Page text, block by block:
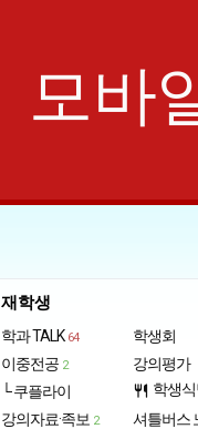
모바
재학생
학과 TALK 64
이중전공 2
└ 쿠플라이
강의자료·족보 2
학생회
강의평가
restaurant 학생
셔틀버스